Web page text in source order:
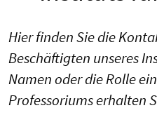
Hier finden Sie die
Beschäftigten unseres
Namen oder die Rolle
Professoriums erhalten